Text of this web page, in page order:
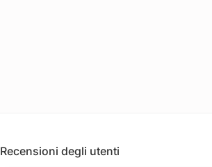
Recensioni degli utenti